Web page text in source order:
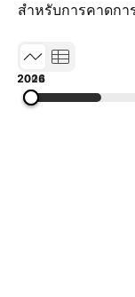
สำหรับการคาดก
2002
2014
2026